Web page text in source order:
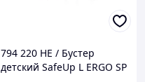
794 220 HE / Бустер
детский SafeUp L ERGO SP